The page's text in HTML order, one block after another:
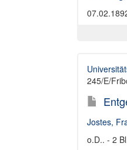
245/E/
Jostes,
o.D.. - 2